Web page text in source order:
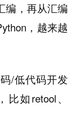
编，再从汇编
，越来越
/低代码开发
如retool、